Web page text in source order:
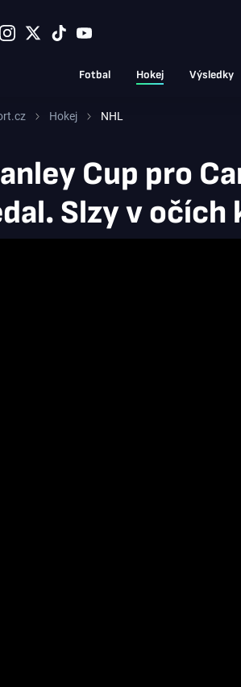
Fotbal Hokej Výsledky
Hokej NHL
Cup pro
Slzy v očích